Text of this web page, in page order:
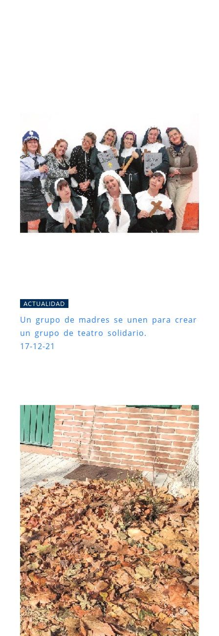
ACTUALIDAD
Un grupo de madres se unen para crear
un grupo de teatro solidario.
17-12-21